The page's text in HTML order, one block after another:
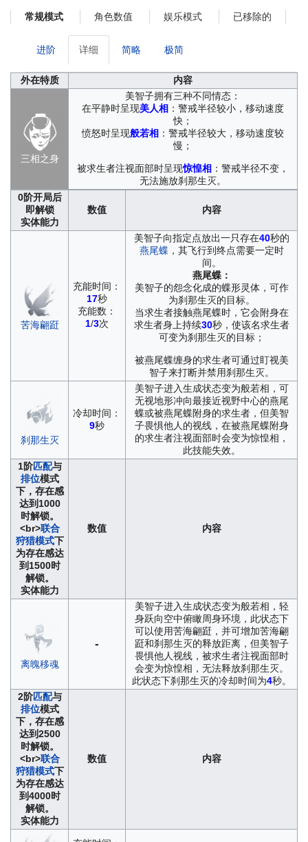
常规模式 角色数值 娱乐模式 已移除的
进阶 详细 简略 极简
外在特质 内容
三相之身
美智子拥有三种不同情态：
在平静时呈现美人相 ：警戒半径较小，移动速度
快；
愤怒时呈现般若相 ：警戒半径较大，移动速度较
慢；
被求生者注视面部时呈现惊惶相 ：警戒半径不变，
无法施放刹那生灭。
0阶开局后
即解锁
实体能力
数值 内容
苦海翩跹
充能时间：
17秒
充能数：
1/3次
美智子向指定点放出一只存在40秒的
燕尾蝶 ，其飞行到终点需要一定时
间。
燕尾蝶：
美智子的怨念化成的蝶形灵体，可作
为刹那生灭的目标。
当求生者接触燕尾蝶时，它会附身在
求生者身上持续30秒，使该名求生者
可变为刹那生灭的目标；
被燕尾蝶缠身的求生者可通过盯视美
智子来打断并禁用刹那生灭。
刹那生灭
冷却时间：
9秒
美智子进入生成状态变为般若相，可
无视地形冲向最接近视野中心的燕尾
蝶或被燕尾蝶附身的求生者，但美智
子畏惧他人的视线，在被燕尾蝶附身
的求生者注视面部时会变为惊惶相，
此技能失效。
1阶匹配与
排位模式
下，存在感
达到1000
时解锁。
<br>联合
狩猎模式下
为存在感达
到1500时
解锁。
实体能力
数值 内容
离魄移魂
-
美智子进入生成状态变为般若相，轻
身跃向空中俯瞰周身环境，此状态下
可以使用苦海翩跹，并可增加苦海翩
跹和刹那生灭的释放距离，但美智子
畏惧他人视线，被求生者注视面部时
会变为惊惶相，无法释放刹那生灭。
此状态下刹那生灭的冷却时间为4秒。
2阶匹配与
排位模式
下，存在感
达到2500
时解锁。
<br>联合
狩猎模式下
为存在感达
到4000时
解锁。
实体能力
数值 内容